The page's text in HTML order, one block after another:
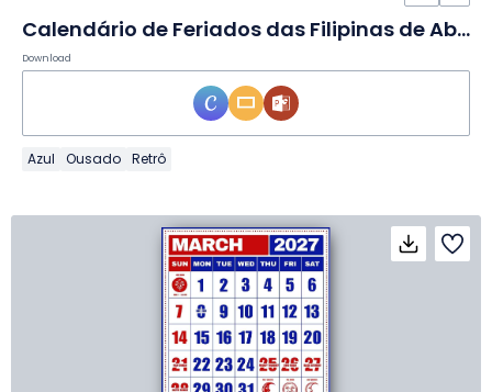
Calendário de Feriados das Filipinas de Abril de 2027 em Slides
Download
Azul Ousado Retrô